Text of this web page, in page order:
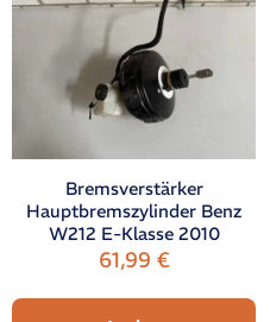
Bremsverstärker
Hauptbremszylinder Benz
W212 E-Klasse 2010
61,99 €